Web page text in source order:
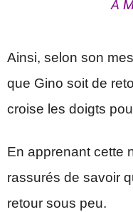
À
Ainsi, selon son
que Gino soit de
croise les doigts
En apprenant cette
rassurés de savoir
retour sous peu.